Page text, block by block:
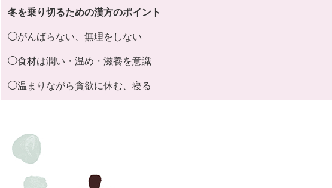
冬を乗り切るための漢方のポイント
◯がんばらない、無理をしない
◯食材は潤い・温め・滋養を意識
◯温まりながら貪欲に休む、寝る